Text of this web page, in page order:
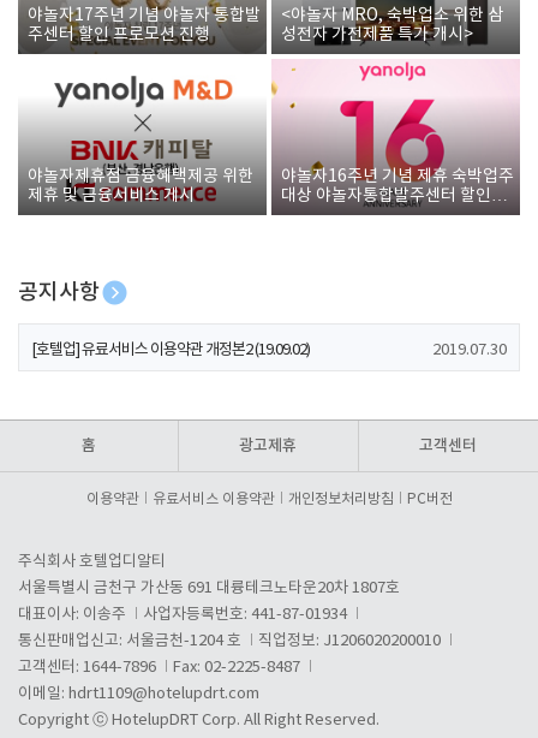
야놀자17주년 기념 야놀자 통합발
주센터 할인 프로모션 진행
<야놀자 MRO, 숙박업소 위한 삼
성전자 가전제품 특가 개시>
야놀자제휴점 금융혜택제공 위한
제휴 및 금융서비스 게시
야놀자16주년 기념 제휴 숙박업주
대상 야놀자통합발주센터 할인쿠
폰 증정
공지사항
[호텔업] 개인정보 처리방침 개정본1 (19.09.02)
[호텔업] 유료서비스 이용약관 개정본2 (19.09.02) 2019.07.30
홈 광고제휴 고객센터
이용약관 유료서비스 이용약관 개인정보처리방침 PC버전
주식회사 호텔업디알티
서울특별시 금천구 가산동 691 대륭테크노타운20차 1807호
대표이사: 이송주
사업자등록번호: 441-87-01934
통신판매업신고: 서울금천-1204 호
직업정보: J1206020200010
고객센터: 1644-7896
Fax: 02-2225-8487
이메일: hdrt1109@hotelupdrt.com
Copyright ⓒ HotelupDRT Corp. All Right Reserved.